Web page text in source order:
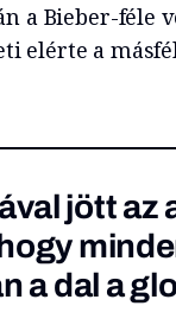
a Bieber-féle
elérte a
jött az
a dal a